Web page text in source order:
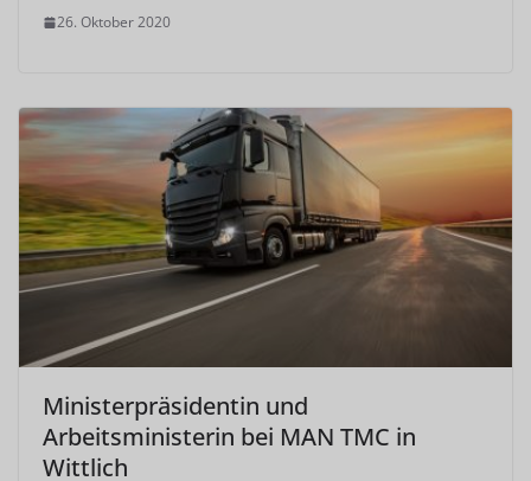
26. Oktober 2020
Ministerpräsidentin und
Arbeitsministerin bei MAN TMC in
Wittlich